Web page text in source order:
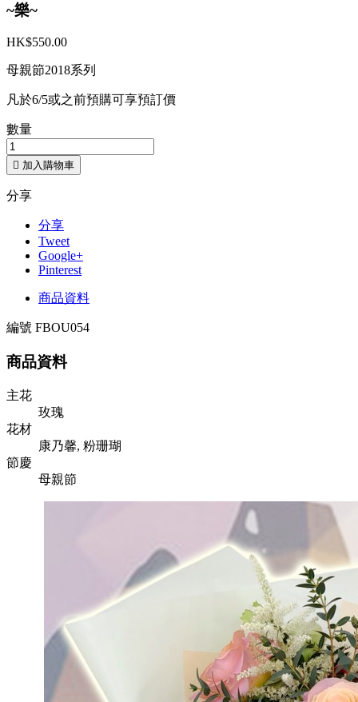
~樂~
HK$550.00
母親節2018系列
凡於6/5或之前預購可享預訂價
數量
 加入購物車
分享
分享
Tweet
Google+
Pinterest
商品資料
編號 FBOU054
商品資料
主花
玫瑰
花材
康乃馨, 粉珊瑚
節慶
母親節